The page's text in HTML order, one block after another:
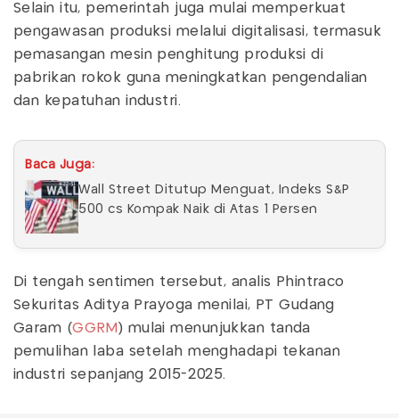
Selain itu, pemerintah juga mulai memperkuat
pengawasan produksi melalui digitalisasi, termasuk
pemasangan mesin penghitung produksi di
pabrikan rokok guna meningkatkan pengendalian
dan kepatuhan industri.
Baca Juga:
Wall Street Ditutup Menguat, Indeks S&P
500 cs Kompak Naik di Atas 1 Persen
Di tengah sentimen tersebut, analis Phintraco
Sekuritas Aditya Prayoga menilai, PT Gudang
Garam (GGRM ) mulai menunjukkan tanda
pemulihan laba setelah menghadapi tekanan
industri sepanjang 2015-2025.